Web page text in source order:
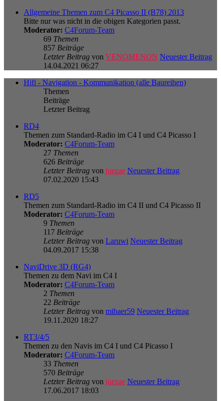
Allgemeine Themen zum C4 Picasso II (B78) 2013
Bitte nur was nicht in die obigen Kategorien passt.
Moderator: C4Forum-Team
69 Themen
857 Beiträge
Letzter Beitrag von VENOMENON Neuester Beitrag
14.04.2021 06:27
Hifi - Navigation - Kommunikation (alle Baureihen)
Themen
Beiträge
Letzter Beitrag
RD4
Themen zum Standard-Radio im C4 I und C4 Picasso I
Moderator: C4Forum-Team
27 Themen
626 Beiträge
Letzter Beitrag von juezae Neuester Beitrag
07.02.2020 15:43
RD5
Themen zum Standard-Radio im C4 II und C4 Picasso II
Moderator: C4Forum-Team
9 Themen
117 Beiträge
Letzter Beitrag von Laruwi Neuester Beitrag
04.09.2017 15:38
NaviDrive 3D (RG4)
Themen zu dem Navi im C4 I
Moderator: C4Forum-Team
2 Themen
22 Beiträge
Letzter Beitrag von mibaer59 Neuester Beitrag
19.11.2020 18:27
RT3/4/5
Themen zu den Navis im C4 I und C4 Picasso I
Moderator: C4Forum-Team
33 Themen
570 Beiträge
Letzter Beitrag von juezae Neuester Beitrag
17.06.2017 18:03